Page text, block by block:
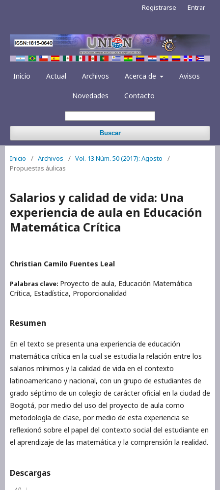
Inicio Actual Archivos Acerca de Avisos
Novedades Contacto
Buscar
Registrarse Entrar
Inicio / Archivos / Vol. 13 Núm. 50 (2017): Agosto
/
Propuestas áulicas
Salarios y calidad de vida: Una
experiencia de aula en Educación
Matemática Crítica
Christian Camilo Fuentes Leal
Palabras clave: Proyecto de aula, Educación Matemática
Crítica, Estadística, Proporcionalidad
Resumen
En el texto se presenta una experiencia de educación
matemática crítica en la cual se estudia la relación entre los
salarios mínimos y la calidad de vida en el contexto
latinoamericano y nacional, con un grupo de estudiantes de
grado séptimo de un colegio de carácter oficial en la ciudad de
Bogotá, por medio del uso del proyecto de aula como
metodología de clase, por medio de esta experiencia se
reflexionó sobre el papel del contexto social del estudiante en
el aprendizaje de las matemática y la comprensión la realidad.
Descargas